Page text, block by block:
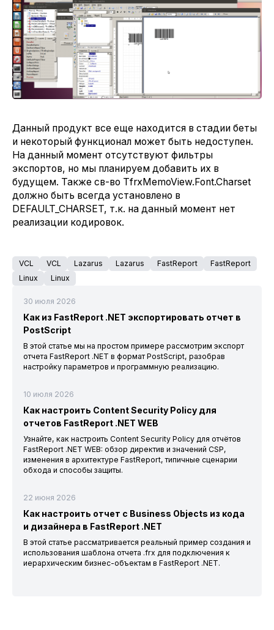
Данный продукт все еще находится в стадии беты
и некоторый функционал может быть недоступен.
На данный момент отсутствуют фильтры
экспортов, но мы планируем добавить их в
будущем. Также св-во TfrxMemoView.Font.Charset
должно быть всегда установлено в
DEFAULT_CHARSET, т.к. на данный момент нет
реализации кодировок.
VCL VCL Lazarus Lazarus FastReport
FastReport
Linux
Linux
30 июля 2026
Как из FastReport .NET экспортировать отчет в
PostScript
В этой статье мы на простом примере рассмотрим экспорт
отчета FastReport .NET в формат PostScript, разобрав
настройку параметров и программную реализацию.
10 июля 2026
Как настроить Content Security Policy для
отчетов FastReport .NET WEB
Узнайте, как настроить Content Security Policy для отчётов
FastReport .NET WEB: обзор директив и значений CSP,
изменения в архитектуре FastReport, типичные сценарии
обхода и способы защиты.
22 июня 2026
Как настроить отчет с Business Objects из кода
и дизайнера в FastReport .NET
В этой статье рассматривается реальный пример создания и
использования шаблона отчета .frx для подключения к
иерархическим бизнес-объектам в FastReport .NET.